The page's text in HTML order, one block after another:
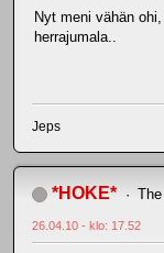
Nyt meni vähän
herrajumala..
Jeps
*HOKE*
26.04.10 - klo: 17.52